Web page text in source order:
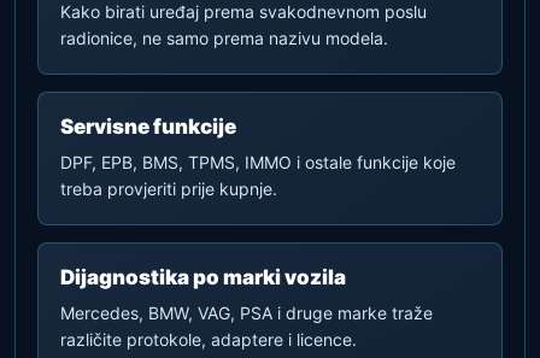
Kako birati uređaj prema svakodnevnom poslu
radionice, ne samo prema nazivu modela.
Servisne funkcije
DPF, EPB, BMS, TPMS, IMMO i ostale funkcije koje
treba provjeriti prije kupnje.
Dijagnostika po marki vozila
Mercedes, BMW, VAG, PSA i druge marke traže
različite protokole, adaptere i licence.